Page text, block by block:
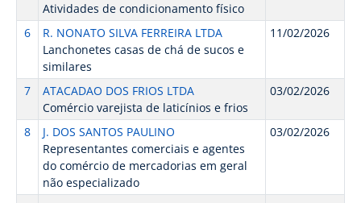
Atividades de condicionamento físico
6
R. NONATO SILVA FERREIRA LTDA
Lanchonetes casas de chá de sucos e
similares
11/02/2026
7
ATACADAO DOS FRIOS LTDA
Comércio varejista de laticínios e frios
03/02/2026
8
J. DOS SANTOS PAULINO
Representantes comerciais e agentes
do comércio de mercadorias em geral
não especializado
03/02/2026